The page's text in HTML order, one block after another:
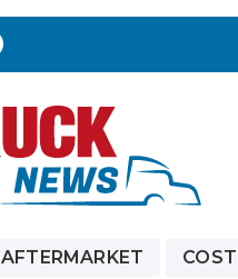
AFTERMARKET